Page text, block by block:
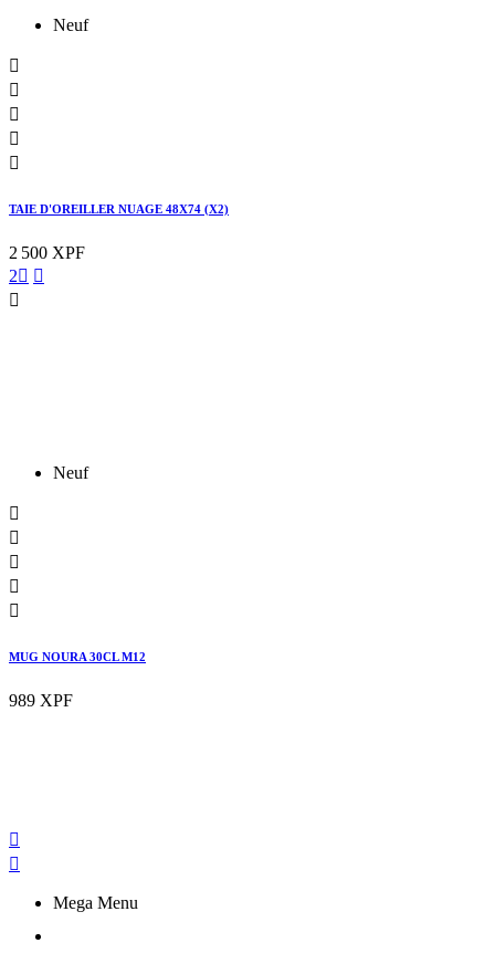
Neuf





TAIE D'OREILLER NUAGE 48X74 (X2)
2 500 XPF
2 

Neuf





MUG NOURA 30CL M12
989 XPF


Mega Menu